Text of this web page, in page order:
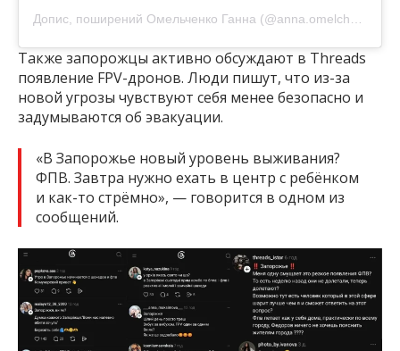
Допис, поширений Омельченко Ганна (@anna.omelchenko.foto)
Также запорожцы активно обсуждают в Threads
появление FPV-дронов. Люди пишут, что из-за
новой угрозы чувствуют себя менее безопасно и
задумываются об эвакуации.
«В Запорожье новый уровень выживания?
ФПВ. Завтра нужно ехать в центр с ребёнком
и как-то стрёмно», — говорится в одном из
сообщений.